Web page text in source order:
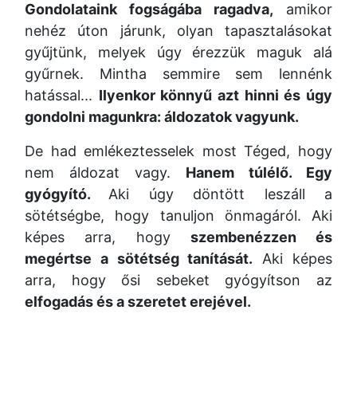
Gondolataink fogságába ragadva, amikor
nehéz úton járunk, olyan tapasztalásokat
gyűjtünk, melyek úgy érezzük maguk alá
gyűrnek. Mintha semmire sem lennénk
hatással... Ilyenkor könnyű azt hinni és úgy
gondolni magunkra: áldozatok vagyunk.
De had emlékeztesselek most Téged, hogy
nem áldozat vagy. Hanem túlélő. Egy
gyógyító. Aki úgy döntött leszáll a
sötétségbe, hogy tanuljon önmagáról. Aki
képes arra, hogy szembenézzen és
megértse a sötétség tanítását. Aki képes
arra, hogy ősi sebeket gyógyítson az
elfogadás és a szeretet erejével.